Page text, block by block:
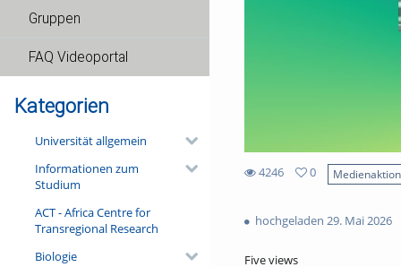
Gruppen
FAQ Videoportal
Kategorien
Universität allgemein
Informationen zum
Studium
ACT - Africa Centre for
Transregional Research
Biologie
4246
views
0
hochgeladen 29. Mai 2026
Five views